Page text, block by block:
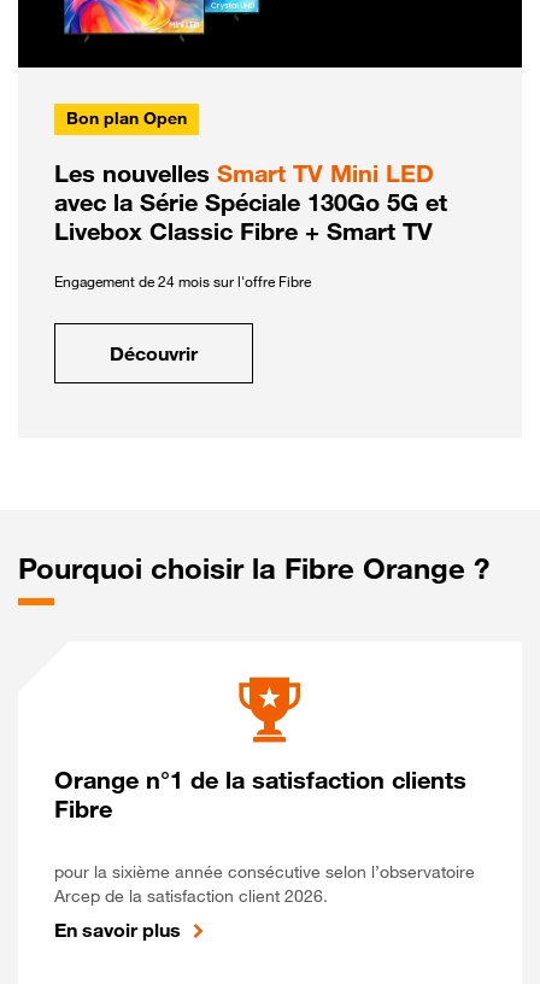
Bon plan Open
Les nouvelles Smart TV Mini LED
avec la Série Spéciale 130Go 5G et
Livebox Classic Fibre + Smart TV
Engagement de 24 mois sur l'offre Fibre
Découvrir
Pourquoi choisir la Fibre Orange ?
Orange n°1 de la satisfaction clients
Fibre
pour la sixième année consécutive selon l’observatoire
Arcep de la satisfaction client 2026.
En savoir plus